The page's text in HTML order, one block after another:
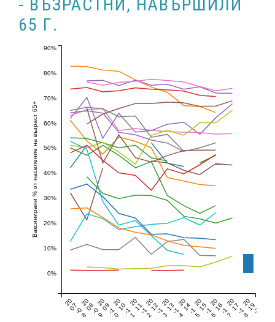
- ВЪЗРАСТНИ, НАВЪРШИЛИ
65 Г.
2007-08
2008-09
2009-10
2010-11
2011-12
2012-13
2013-14
2014-15
2015-16
2016-17
2017-18
2019
-2
Ваксинирани % от население на възраст 65+
0%
10%
20%
30%
40%
50%
60%
70%
80%
90%